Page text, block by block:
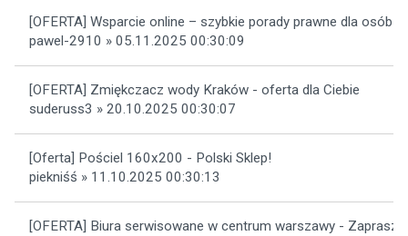
[OFERTA] Wsparcie online – szybkie porady prawne dla osób
pawel-2910 » 05.11.2025 00:30:09
[OFERTA] Zmiękczacz wody Kraków - oferta dla Ciebie
suderuss3 » 20.10.2025 00:30:07
[Oferta] Pościel 160x200 - Polski Sklep!
piekniśś » 11.10.2025 00:30:13
[OFERTA] Biura serwisowane w centrum warszawy -